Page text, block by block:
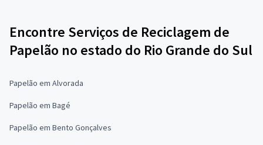
Encontre Serviços de Reciclagem de
Papelão no estado do Rio Grande do Sul
Papelão em Alvorada
Papelão em Bagé
Papelão em Bento Gonçalves